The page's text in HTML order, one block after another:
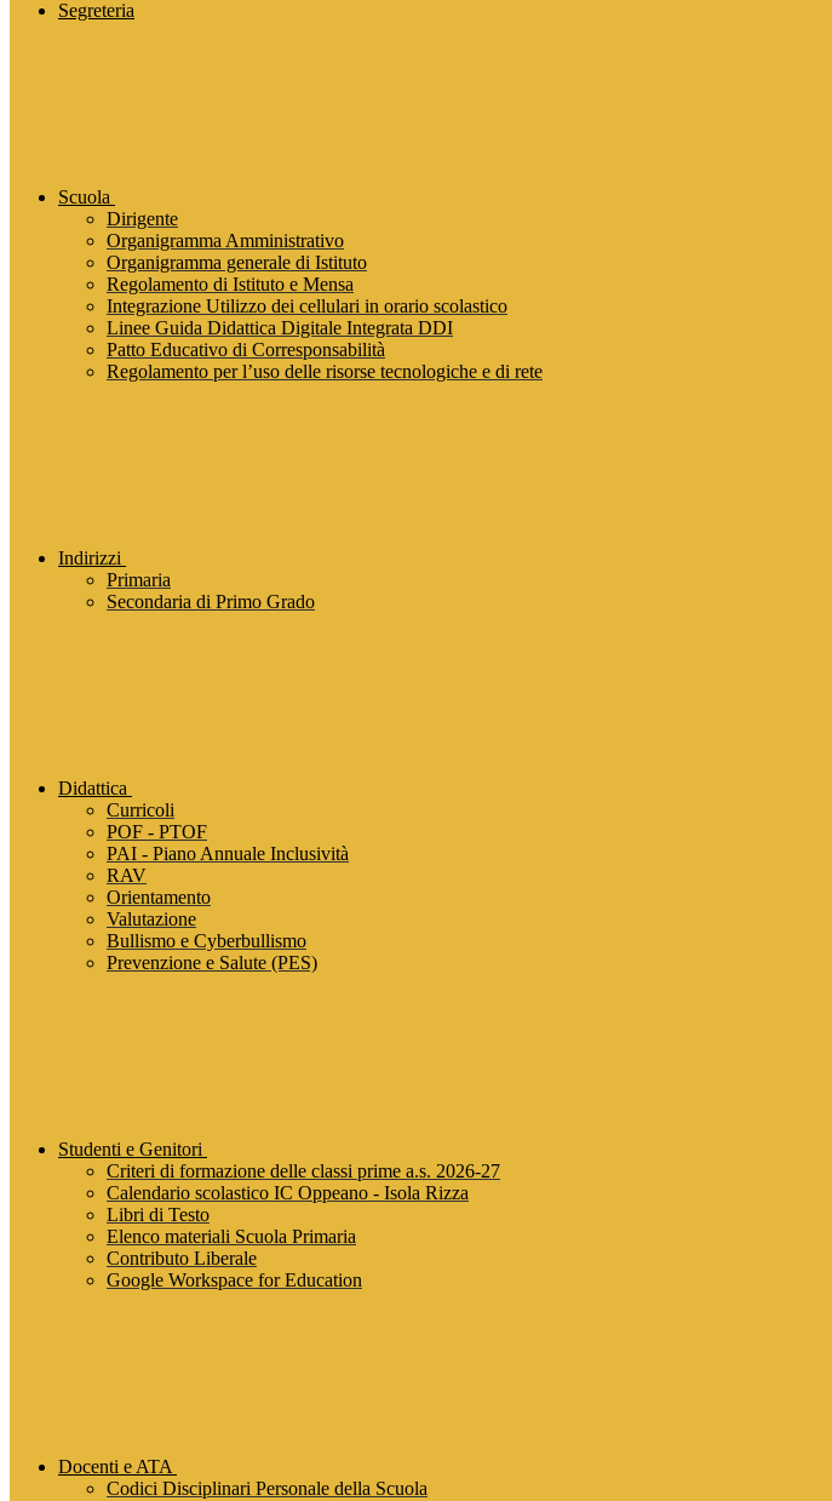
Segreteria
Scuola
Dirigente
Organigramma Amministrativo
Organigramma generale di Istituto
Regolamento di Istituto e Mensa
Integrazione Utilizzo dei cellulari in orario scolastico
Linee Guida Didattica Digitale Integrata DDI
Patto Educativo di Corresponsabilità
Regolamento per l’uso delle risorse tecnologiche e di rete
Indirizzi
Primaria
Secondaria di Primo Grado
Didattica
Curricoli
POF - PTOF
PAI - Piano Annuale Inclusività
RAV
Orientamento
Valutazione
Bullismo e Cyberbullismo
Prevenzione e Salute (PES)
Studenti e Genitori
Criteri di formazione delle classi prime a.s. 2026-27
Calendario scolastico IC Oppeano - Isola Rizza
Libri di Testo
Elenco materiali Scuola Primaria
Contributo Liberale
Google Workspace for Education
Docenti e ATA
Codici Disciplinari Personale della Scuola